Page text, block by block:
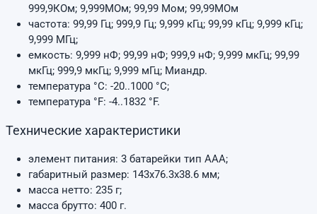
999,9КОм; 9,999МОм; 99,99 Мом; 99,99МОм
частота: 99,99 Гц; 999,9 Гц; 9,999 кГц; 99,99 кГц; 9,999 кГц;
9,999 МГц;
емкость: 9,999 нФ; 99,99 нФ; 999,9 нФ; 9,999 мкГц; 99,99
мкГц; 999,9 мкГц; 9,999 мГц; Миандр.
температура °C: -20..1000 °C;
температура °F: -4..1832 °F.
Технические характеристики
элемент питания: 3 батарейки тип AAA;
габаритный размер: 143х76.3х38.6 мм;
масса нетто: 235 г;
масса брутто: 400 г.